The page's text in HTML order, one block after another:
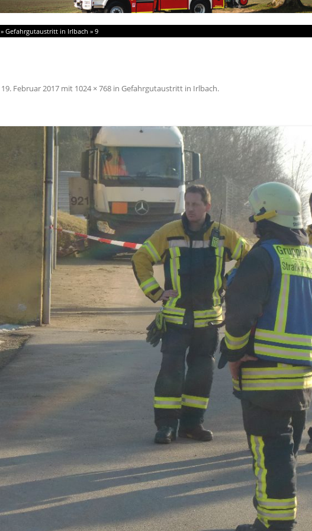
» Gefahrgutaustritt in Irlbach » 9
19. Februar 2017 mit 1024 × 768 in Gefahrgutaustritt in Irlbach.